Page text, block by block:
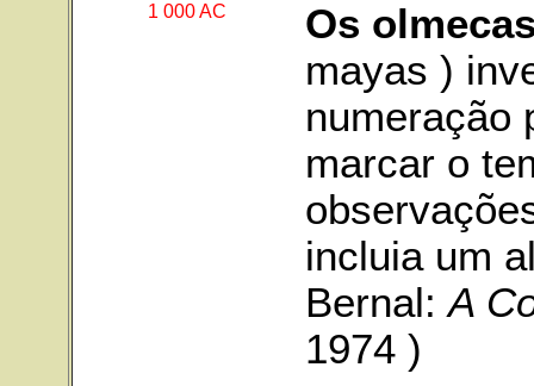
1 000 AC
Os
mayas )
numeração
marcar o
incluia um
Bernal:A
1974 )